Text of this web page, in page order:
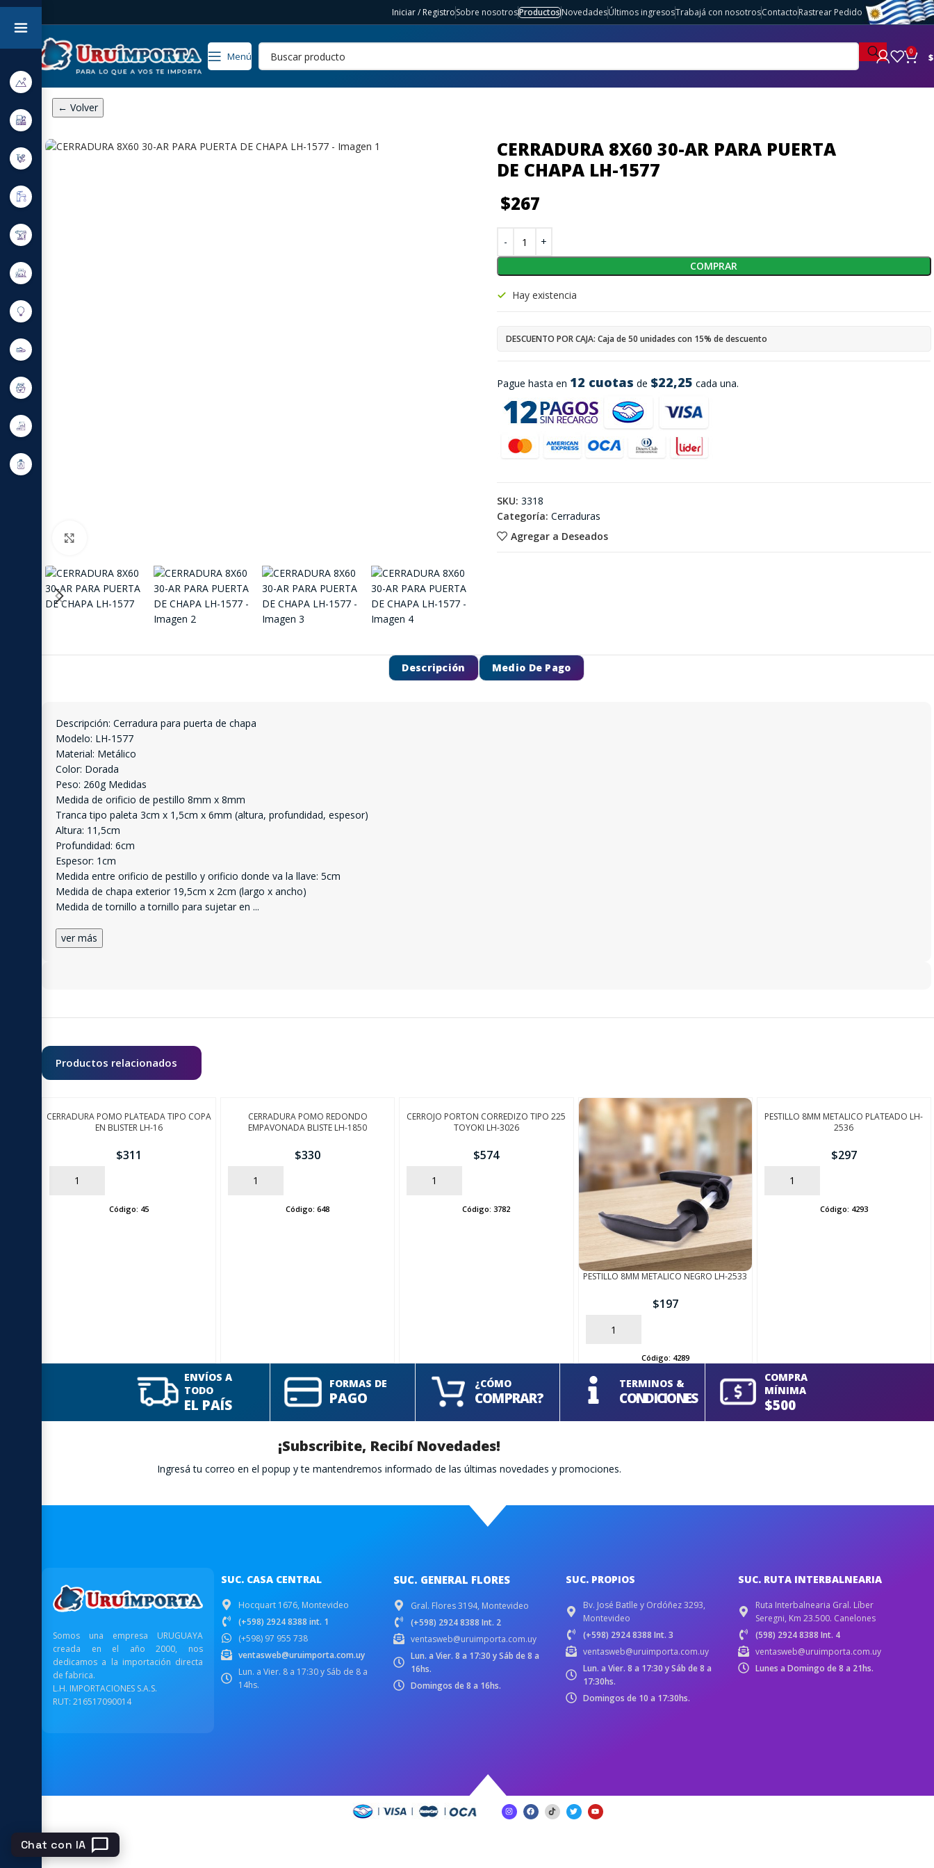
Iniciar / RegistroSobre nosotrosProductosNovedadesÚltimos ingresosTrabajá con nosotrosContactoRastrear Pedido
Menú 0 $
← Volver
CERRADURA 8X60 30-AR PARA PUERTA
DE CHAPA LH-1577
$267
Pague hasta en 12 cuotas de $22,25 cada una.
Hay existencia
DESCUENTO POR CAJA: Caja de 50 unidades con 15% de descuento
COMPRAR
Agregar a Deseados
SKU: 3318
Categoría: Cerraduras
Descripción Medio De Pago
Descripción: Cerradura para puerta de chapa
Modelo: LH-1577
Material: Metálico
Color: Dorada
Peso: 260g Medidas
Medida de orificio de pestillo 8mm x 8mm
Tranca tipo paleta 3cm x 1,5cm x 6mm (altura, profundidad, espesor)
Altura: 11,5cm
Profundidad: 6cm
Espesor: 1cm
Medida entre orificio de pestillo y orificio donde va la llave: 5cm
Medida de chapa exterior 19,5cm x 2cm (largo x ancho)
Medida de tornillo a tornillo para sujetar en ...
ver más
Productos relacionados
CERRADURA POMO PLATEADA TIPO COPA
EN BLISTER LH-16
$311
AÑADIR
Código: 45
CERRADURA POMO REDONDO
EMPAVONADA BLISTE LH-1850
$330
AÑADIR
Código:648
CERROJO PORTON CORREDIZO TIPO 225
TOYOKI LH-3026
$574
AÑADIR
Código:3782
PESTILLO 8MM METALICO NEGRO LH-2533
$197
AÑADIR
Código: 4289
PESTILLO 8MM METALICO PLATEADO LH-
2536
$297
AÑADIR
Código: 4293
ENVÍOS A
TODO
EL PAÍS
FORMAS DE
PAGO
¿CÓMO
COMPRAR?
TERMINOS &
CONDICIONES
COMPRA
MÍNIMA
$500
¡Subscribite, Recibí Novedades!
Ingresá tu correo en el popup y te mantendremos informado de las últimas novedades y promociones.
Somos una empresa URUGUAYA
creada en el año 2000, nos
dedicamos a la importación directa
de fabrica.
L.H. IMPORTACIONES S.A.S.
RUT: 216517090014
SUC. CASA CENTRAL
Hocquart 1676, Montevideo
(+598) 2924 8388 int. 1
(+598) 97 955 738
ventasweb@uruimporta.com.uy
Lun. a Vier. 8 a 17:30 y Sáb de 8 a
14hs.
SUC. GENERAL FLORES
Gral. Flores 3194, Montevideo
(+598) 2924 8388 Int. 2
ventasweb@uruimporta.com.uy
Lun. a Vier. 8 a 17:30 y Sáb de 8 a
16hs.
Domingos de 8 a 16hs.
SUC. PROPIOS
Bv. José Batlle y Ordóñez 3293,
Montevideo
(+598) 2924 8388 Int. 3
ventasweb@uruimporta.com.uy
Lun. a Vier. 8 a 17:30 y Sáb de 8 a
17:30hs.
Domingos de 10 a 17:30hs.
SUC. RUTA INTERBALNEARIA
Ruta Interbalnearia Gral. Líber
Seregni, Km 23.500. Canelones
(598) 2924 8388 Int. 4
ventasweb@uruimporta.com.uy
Lunes a Domingo de 8 a 21hs.
Chat con IA chat_bubble